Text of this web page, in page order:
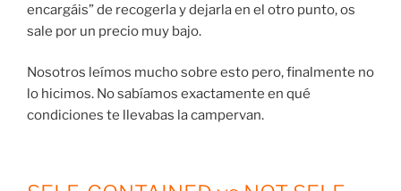
encargáis” de recogerla y dejarla en el otro punto, os
sale por un precio muy bajo.
Nosotros leímos mucho sobre esto pero, finalmente no
lo hicimos. No sabíamos exactamente en qué
condiciones te llevabas la campervan.